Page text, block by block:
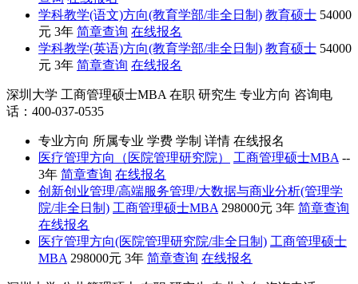
学科教学(语文)方向(教育学部/非全日制) 教育硕士 54000
元 3年 简章查询 在线报名
学科教学(英语)方向(教育学部/非全日制) 教育硕士 54000
元 3年 简章查询 在线报名
深圳大学 工商管理硕士MBA 在职 研究生 专业方向 咨询电
话：400-037-0535
专业方向 所属专业 学费 学制 详情 在线报名
医疗管理方向（医院管理研究院）
工商管理硕士MBA --
3年 简章查询 在线报名
创新创业管理/高端服务管理/大数据与商业分析(管理学
院/非全日制) 工商管理硕士MBA 298000元 3年 简章查询
在线报名
医疗管理方向(医院管理研究院/非全日制) 工商管理硕士
MBA 298000元 3年 简章查询 在线报名